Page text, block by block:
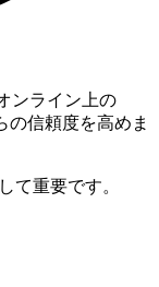
ンライン上の
の信頼度を高めま
て重要です。